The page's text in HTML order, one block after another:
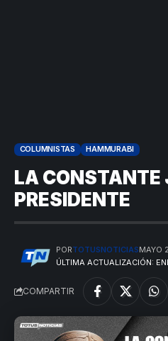
COLUMNISTAS HAMMURABI
LA CONSTANTE
PRESIDENTE
ÚLTIMA ACTUALIZACIÓN:
PORTOTUSNOTICIASMAYO
COMPARTIR